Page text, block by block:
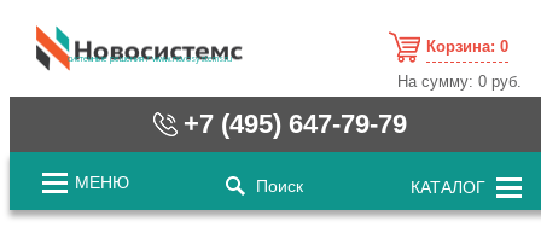
cистемные решения / www.novosystems.ru
Корзина: 0
На сумму:0 руб.
+7 (495) 647-79-79
МЕНЮ Поиск КАТАЛОГ